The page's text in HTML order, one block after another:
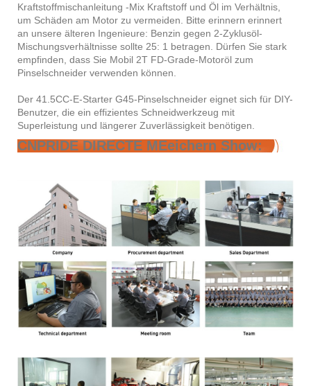
Kraftstoffmischanleitung -Mix Kraftstoff und Öl im Verhältnis,
um Schäden am Motor zu vermeiden. Bitte erinnern erinnert
an unsere älteren Ingenieure: Benzin gegen 2-Zyklusöl-
Mischungsverhältnisse sollte 25: 1 betragen. Dürfen Sie stark
empfinden, dass Sie Mobil 2T FD-Grade-Motoröl zum
Pinselschneider verwenden können.
Der 41.5CC-E-Starter G45-Pinselschneider eignet sich für DIY-
Benutzer, die ein effizientes Schneidwerkzeug mit
Superleistung und längerer Zuverlässigkeit benötigen.
CNPRIDE DIRECTE MEeichern Show: